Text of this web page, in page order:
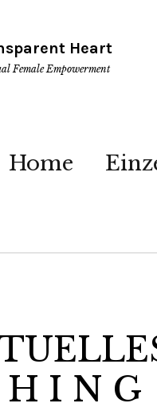
Heart
Female Empowerment
Home
H I N G